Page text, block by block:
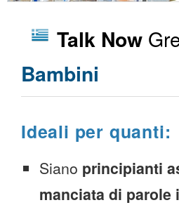
Talk Now
Bambini
Ideali per quanti:
Siano principianti
manciata di parole